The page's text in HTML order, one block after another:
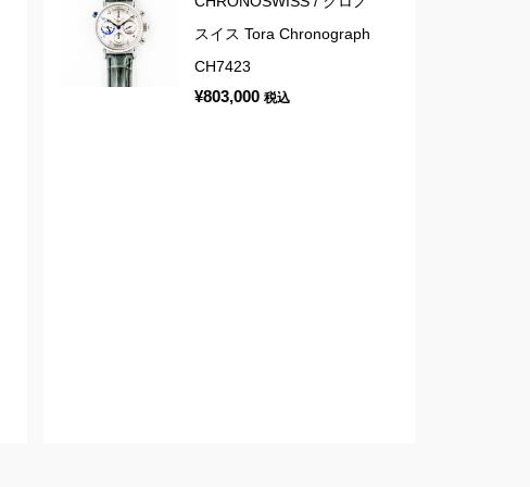
スイス Tora Chronograph
CH7423
¥803,000 税込